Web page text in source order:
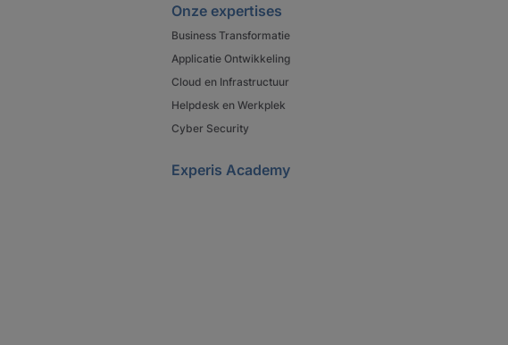
Onze expertises
Business Transformatie
Applicatie Ontwikkeling
Cloud en Infrastructuur
Helpdesk en Werkplek
Cyber Security
Experis Academy